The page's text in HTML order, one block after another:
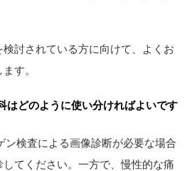
討されている方に向けて、よくお
す。
はどのように使い分ければよいです
ン検査による画像診断が必要な場合
てください。一方で、慢性的な痛